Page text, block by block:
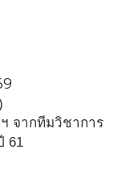
จากทีมวิชาการ
61